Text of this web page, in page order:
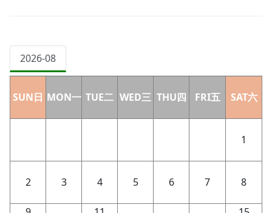
2026-08
SUN日 MON一 TUE二 WED三 THU四 FRI五 SAT六
1
2 3 4 5 6 7 8